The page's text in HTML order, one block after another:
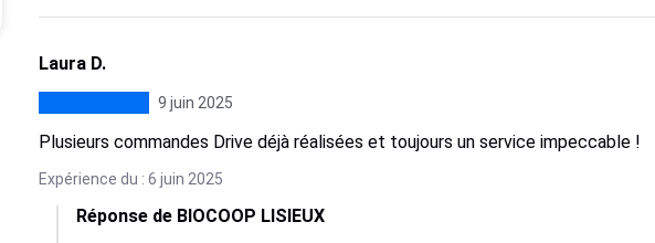
Laura D.
9 juin 2025
Plusieurs commandes Drive déjà réalisées et toujours un service impeccable !
Expérience du : 6 juin 2025
Réponse de BIOCOOP LISIEUX